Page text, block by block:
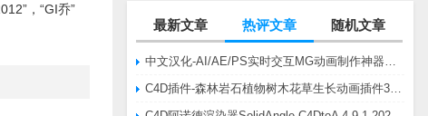
最新文章 热评文章 随机文章
，“GI乔”